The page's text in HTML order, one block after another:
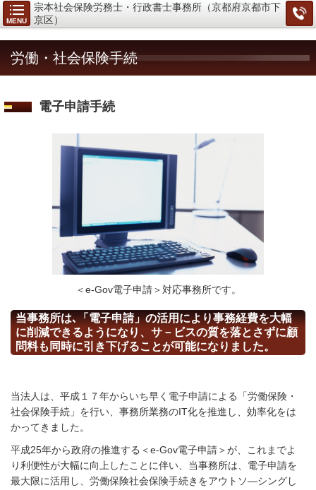
MENU
宗本社会保険労務士・行政書士事務所（京都府京都市下
京区）
労働・社会保険手続
電子申請手続
＜e-Gov電子申請＞対応事務所です。
当事務所は､「電子申請」の活用により事務経費を大幅
に削減できるようになり、サ－ビスの質を落とさずに顧
問料も同時に引き下げることが可能になりました。
当法人は、平成１７年からいち早く電子申請による「労働保険・
社会保険手続」を行い、事務所業務のIT化を推進し、効率化をは
かってきました。
平成25年から政府の推進する＜e-Gov電子申請＞が、これまでよ
り利便性が大幅に向上したことに伴い、当事務所は、電子申請を
最大限に活用し、労働保険社会保険手続きをアウトソ―シングし